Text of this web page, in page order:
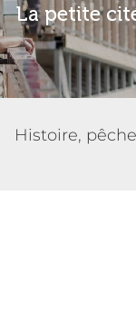
La petite
Histoire,